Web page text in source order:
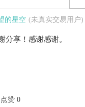
的星空 (未真实交易用户)
分享！感谢感谢。
点赞 0